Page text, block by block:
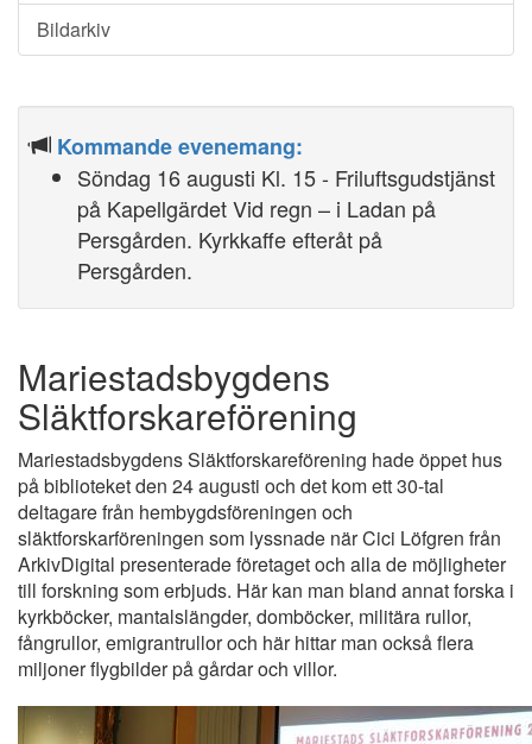
Bildarkiv
Kommande evenemang:
Söndag 16 augusti Kl. 15 - Friluftsgudstjänst
på Kapellgärdet Vid regn – i Ladan på
Persgården. Kyrkkaffe efteråt på
Persgården.
Mariestadsbygdens
Släktforskareförening
Mariestadsbygdens Släktforskareförening hade öppet hus
på biblioteket den 24 augusti och det kom ett 30-tal
deltagare från hembygdsföreningen och
släktforskarföreningen som lyssnade när Cici Löfgren från
ArkivDigital presenterade företaget och alla de möjligheter
till forskning som erbjuds. Här kan man bland annat forska i
kyrkböcker, mantalslängder, domböcker, militära rullor,
fångrullor, emigrantrullor och här hittar man också flera
miljoner flygbilder på gårdar och villor.